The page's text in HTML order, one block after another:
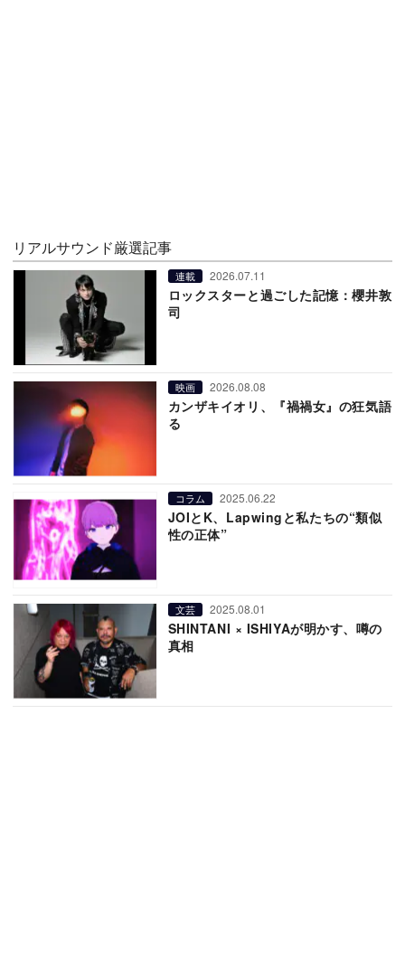
リアルサウンド厳選記事
連載 2026.07.11
ロックスターと過ごした記憶：櫻井敦
司
映画 2026.08.08
カンザキイオリ、『禍禍女』の狂気語
る
コラム 2025.06.22
JOIとK、Lapwingと私たちの“類似
性の正体”
文芸 2025.08.01
SHINTANI × ISHIYAが明かす、噂の
真相